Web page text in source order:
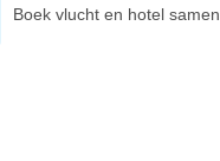
Boek vlucht en hotel samen